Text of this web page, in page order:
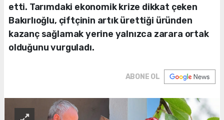
etti. Tarımdaki ekonomik krize dikkat çeken
Bakırlıoğlu, çiftçinin artık ürettiği üründen
kazanç sağlamak yerine yalnızca zarara ortak
olduğunu vurguladı.
ABONE OL